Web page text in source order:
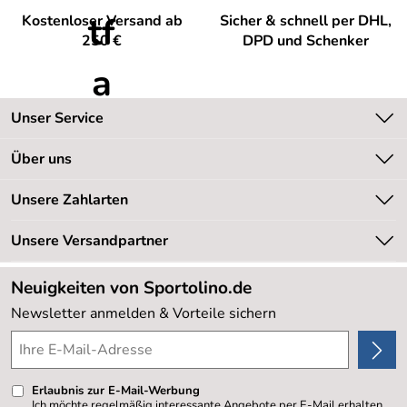
Verifizierte Bewertung
Bestellung bis Lieferung in 2 Tagen.Produkt Top. Besser
Kaufdatum: 08.09.2011
Bewertungsdatum: 24.09.2011
Verifizierte Bewertung
Es hat alles sehr gut geklappt.
Bewertungsdatum: 26.11.2009
Kostenloser Versand ab
250 €
Sicher & schnell per DHL,
DPD und Schenker
Unser Service
Kontakt
Newsletter
Retourenabwicklung
Lieferbedingungen
Kundenlogin
Über uns
Unsere Bestseller
Neu
Sale %
Kundenbewertungen (20.177)
4,8/5*****
Unsere Zahlarten
Unsere Versandpartner
Neuigkeiten von Sportolino.de
Newsletter anmelden & Vorteile sichern
Erlaubnis zur E-Mail-Werbung